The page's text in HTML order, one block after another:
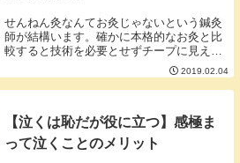
せんねん灸なんてお灸じゃないという鍼灸
師が結構います。確かに本格的なお灸と比
較すると技術を必要とせずチープに見える
でしょう。しかし私は手軽さで言えばどん
なお灸よりも優秀だと思います。ドラッグ
ストアで手軽に買えて熱量は自由に選べて
2019.02.04
【泣くは恥だが役に立つ】感極ま
って泣くことのメリット